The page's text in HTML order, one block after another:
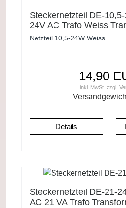
Steckernetzteil DE-10,5-
24V AC Trafo Weiss
Netzteil 10,5-24W Weiss
14,90
inkl. MwSt. zzgl.
Details
Steckernetzteil DE-21-
AC 21 VA Trafo